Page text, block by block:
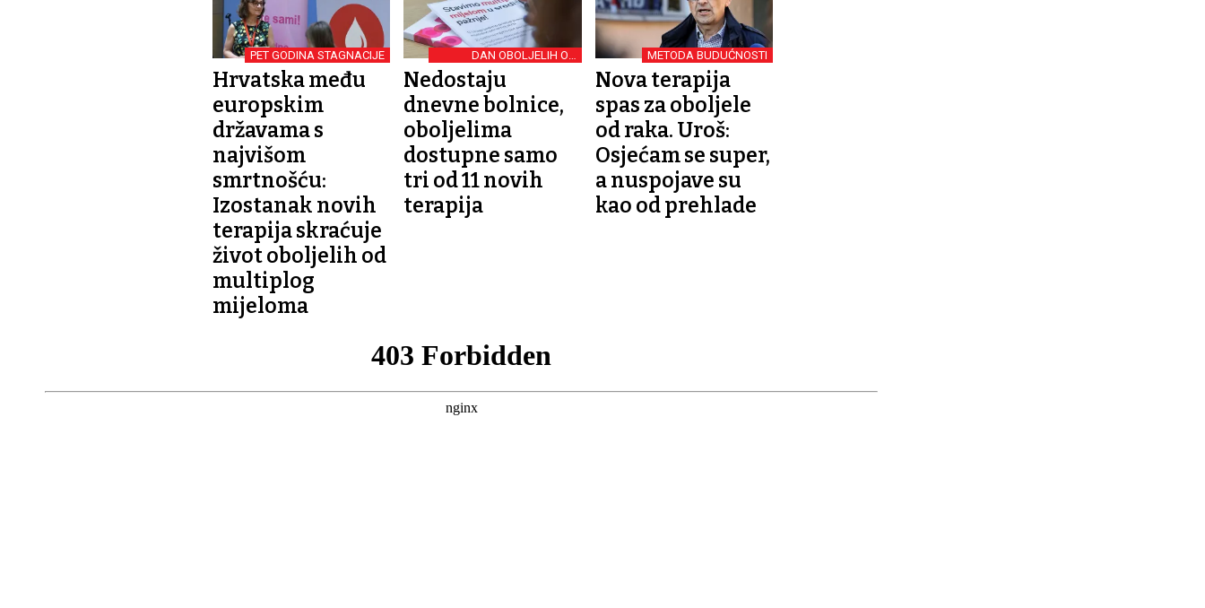
PET GODINA STAGNACIJE
Hrvatska među
europskim
državama s
najvišom
smrtnošću:
Izostanak novih
terapija skraćuje
život oboljelih od
multiplog
mijeloma
DAN OBOLJELIH OD
MULTIPLOG MIJELOMA
Nedostaju
dnevne bolnice,
oboljelima
dostupne samo
tri od 11 novih
terapija
METODA BUDUĆNOSTI
Nova terapija
spas za oboljele
od raka. Uroš:
Osjećam se super,
a nuspojave su
kao od prehlade